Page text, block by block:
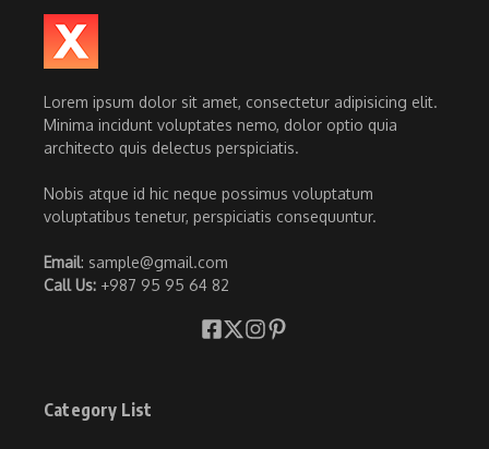
Lorem ipsum dolor sit amet, consectetur adipisicing elit.
Minima incidunt voluptates nemo, dolor optio quia
architecto quis delectus perspiciatis.
Nobis atque id hic neque possimus voluptatum
voluptatibus tenetur, perspiciatis consequuntur.
Email: sample@gmail.com
Call Us: +987 95 95 64 82
Category List